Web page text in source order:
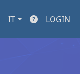
IT LOGIN